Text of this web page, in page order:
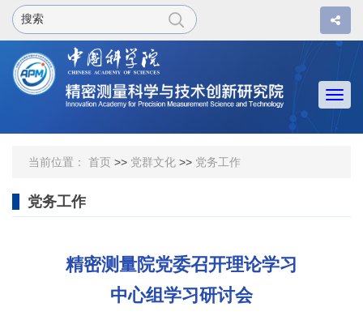
当前位置： 首页 >> 党群文化 >> 党务工作
党务工作
精密测量院党委召开理论学习
中心组学习研讨会